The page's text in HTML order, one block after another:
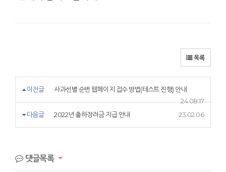
목록
이전글
사과선별 순번 웹페이지 접수 방법(테스트 진행) 안내
24.08.17
다음글
2022년 출하장려금 지급 안내 23.02.06
댓글목록